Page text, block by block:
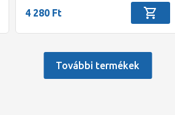
4 280 Ft
További termékek